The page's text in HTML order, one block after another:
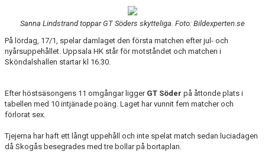
MATCHER
EKEN CUP
Sanna Lindstrand toppar GT Söders skytteliga. Foto: Bildexperten.se
På lördag, 17/1, spelar damlaget den första matchen efter jul- och
nyårsuppehållet. Uppsala HK står för motståndet och matchen i
Sköndalshallen startar kl 16.30.
Efter höstsäsongens 11 omgångar ligger GT Söder på åttonde plats i
tabellen med 10 intjänade poäng. Laget har vunnit fem matcher och
förlorat sex.
Tjejerna har haft ett långt uppehåll och inte spelat match sedan luciadagen
då Skogås besegrades med tre bollar på bortaplan.